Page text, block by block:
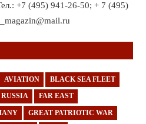
+7 (495) 941-26-50; + 7 (495)
AVIATION BLACK SEA FLEET
FAR EAST
GREAT PATRIOTIC WAR